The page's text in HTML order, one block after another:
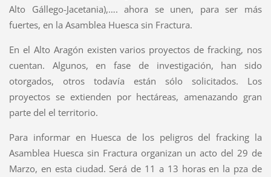
Alto Gállego-Jacetania),…. ahora se unen, para ser más
fuertes, en la Asamblea Huesca sin Fractura.
En el Alto Aragón existen varios proyectos de fracking, nos
cuentan. Algunos, en fase de investigación, han sido
otorgados, otros todavía están sólo solicitados. Los
proyectos se extienden por hectáreas, amenazando gran
parte del el territorio.
Para informar en Huesca de los peligros del fracking la
Asamblea Huesca sin Fractura organizan un acto del 29 de
Marzo, en esta ciudad. Será de 11 a 13 horas en la pza de